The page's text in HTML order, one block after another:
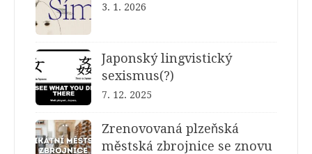
3. 1. 2026
Japonský lingvistický
sexismus(?)
7. 12. 2025
Zrenovovaná plzeňská
městská zbrojnice se znovu